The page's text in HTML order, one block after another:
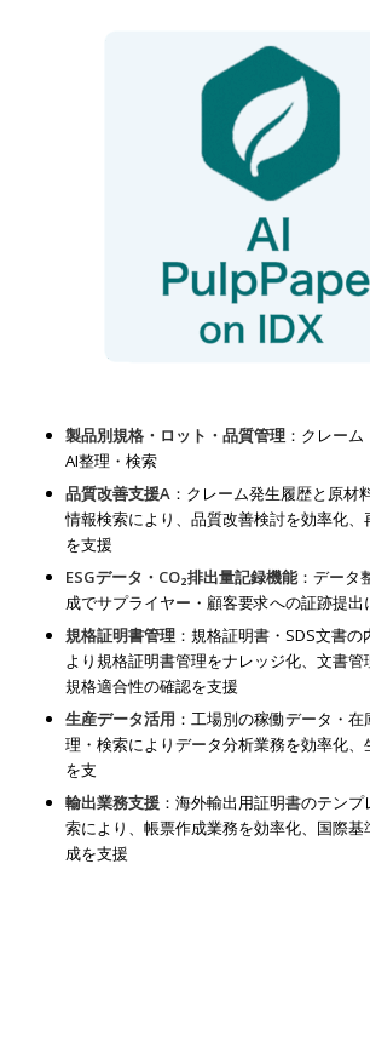
製品別規格・ロット・品質管理：クレーム
AI整理・検索
品質改善支援A：クレーム発生履歴と原材
情報検索により、品質改善検討を効率化、
を支援
ESGデータ・CO₂排出量記録機能：データ
成でサプライヤー・顧客要求への証跡提出
規格証明書管理：規格証明書・SDS文書の
より規格証明書管理をナレッジ化、文書管
規格適合性の確認を支援
生産データ活用 ：工場別の稼働データ・
理・検索によりデータ分析業務を効率化、
を支
輸出業務支援：海外輸出用証明書のテンプ
索により、帳票作成業務を効率化、国際基
成を支援